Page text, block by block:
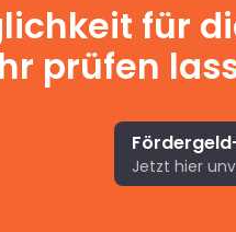
für
prüfen
Jetzt hier